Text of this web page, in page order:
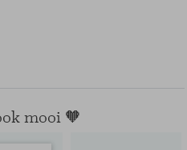
mooi 🧡